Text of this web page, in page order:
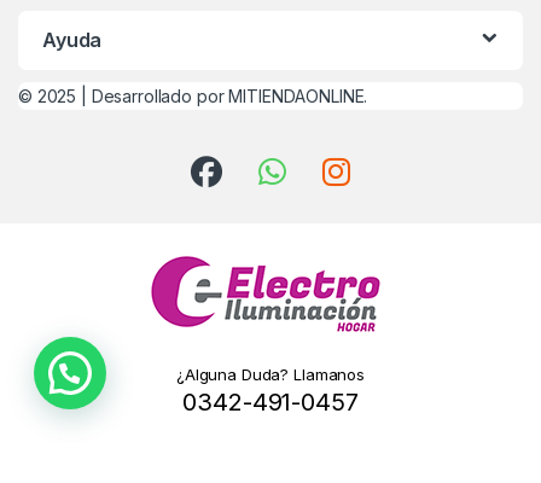
Ayuda
© 2025 | Desarrollado por MITIENDAONLINE.
¿Alguna Duda? Llamanos
0342-491-0457